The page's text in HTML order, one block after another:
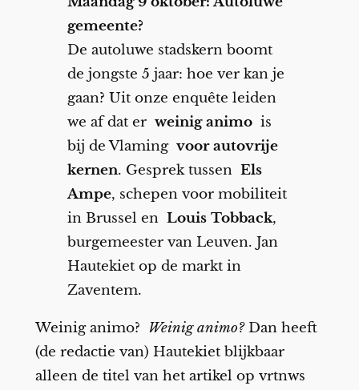
gemeente?
De autoluwe stadskern boomt
de jongste 5 jaar: hoe ver kan je
gaan? Uit onze enquête leiden
we af dat er weinig animois
bij de Vlaming voor autovrije
kernen. Gesprek tussen Els
Ampe, schepen voor mobiliteit
in Brussel en Louis Tobback,
burgemeester van Leuven. Jan
Hautekiet op de markt in
Zaventem.
Weinig animo? Weinig animo?Dan heeft
(de redactie van) Hautekiet blijkbaar
alleen de titel van het artikel op vrtnws